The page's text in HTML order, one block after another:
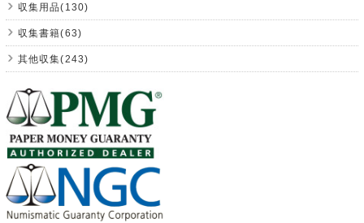
収集用品(130)
収集書籍(63)
其他収集(243)